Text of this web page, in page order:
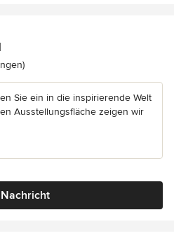
5 von 5 Sternen
Sie ein in die inspirierende Welt
Ausstellungsfläche zeigen wir
Nachricht